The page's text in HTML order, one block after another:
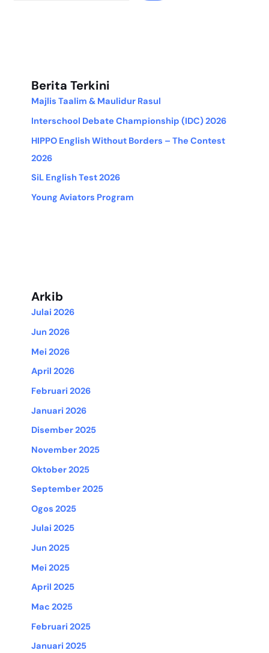
Berita Terkini
Majlis Taalim & Maulidur Rasul
Interschool Debate Championship (IDC) 2026
HIPPO English Without Borders – The Contest
2026
SiL English Test 2026
Young Aviators Program
Arkib
Julai 2026
Jun 2026
Mei 2026
April 2026
Februari 2026
Januari 2026
Disember 2025
November 2025
Oktober 2025
September 2025
Ogos 2025
Julai 2025
Jun 2025
Mei 2025
April 2025
Mac 2025
Februari 2025
Januari 2025